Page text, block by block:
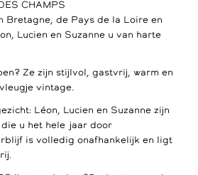
CHAMPS
Bretagne, de Pays de la Loire en
Lucien en Suzanne u van harte
Ze zijn stijlvol, gastvrij, warm en
vintage.
Léon, Lucien en Suzanne zijn
u het hele jaar door
is volledig onafhankelijk en ligt